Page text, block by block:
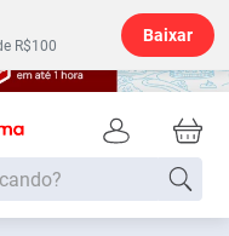
R$100
Baixar